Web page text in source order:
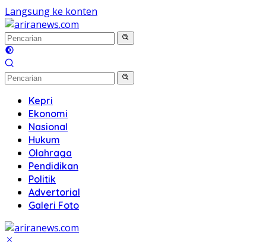
Langsung ke konten
Kepri
Ekonomi
Nasional
Hukum
Olahraga
Pendidikan
Politik
Advertorial
Galeri Foto